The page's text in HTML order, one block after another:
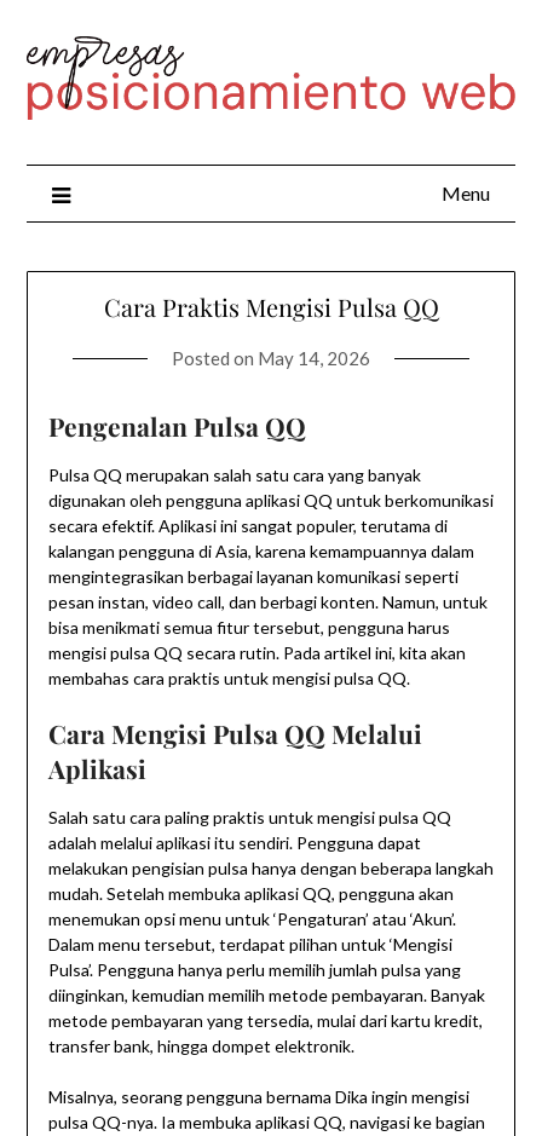
Menu
Cara Praktis Mengisi Pulsa QQ
Posted on May 14, 2026
Pengenalan Pulsa QQ
Pulsa QQ merupakan salah satu cara yang banyak
digunakan oleh pengguna aplikasi QQ untuk berkomunikasi
secara efektif. Aplikasi ini sangat populer, terutama di
kalangan pengguna di Asia, karena kemampuannya dalam
mengintegrasikan berbagai layanan komunikasi seperti
pesan instan, video call, dan berbagi konten. Namun, untuk
bisa menikmati semua fitur tersebut, pengguna harus
mengisi pulsa QQ secara rutin. Pada artikel ini, kita akan
membahas cara praktis untuk mengisi pulsa QQ.
Cara Mengisi Pulsa QQ Melalui
Aplikasi
Salah satu cara paling praktis untuk mengisi pulsa QQ
adalah melalui aplikasi itu sendiri. Pengguna dapat
melakukan pengisian pulsa hanya dengan beberapa langkah
mudah. Setelah membuka aplikasi QQ, pengguna akan
menemukan opsi menu untuk ‘Pengaturan’ atau ‘Akun’.
Dalam menu tersebut, terdapat pilihan untuk ‘Mengisi
Pulsa’. Pengguna hanya perlu memilih jumlah pulsa yang
diinginkan, kemudian memilih metode pembayaran. Banyak
metode pembayaran yang tersedia, mulai dari kartu kredit,
transfer bank, hingga dompet elektronik.
Misalnya, seorang pengguna bernama Dika ingin mengisi
pulsa QQ-nya. Ia membuka aplikasi QQ, navigasi ke bagian